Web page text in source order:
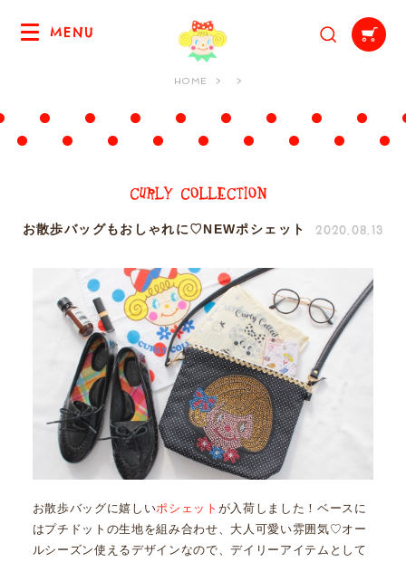
MENU
HOME
お散歩バッグもおしゃれに♡NEWポシェット 2020.08.13
お散歩バッグに嬉しいポシェット が入荷しました！ベースに
はプチドットの生地を組み合わせ、大人可愛い雰囲気♡オー
ルシーズン使えるデザインなので、デイリーアイテムとして